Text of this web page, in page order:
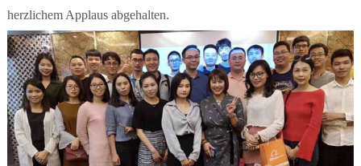
herzlichem Applaus abgehalten.